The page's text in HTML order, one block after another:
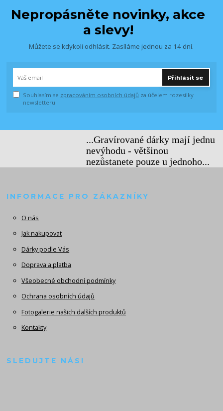
Nepropásněte novinky, akce
a slevy!
Můžete se kdykoli odhlásit. Zasíláme jednou za 14 dní.
Přihlásit se
Souhlasím se zpracováním osobních údajů za účelem rozesílky
newsletteru.
...Gravírované dárky mají jednu
nevýhodu - většinou
nezůstanete pouze u jednoho...
INFORMACE PRO ZÁKAZNÍKY
O nás
Jak nakupovat
Dárky podle Vás
Doprava a platba
Všeobecné obchodní podmínky
Ochrana osobních údajů
Fotogalerie našich dalších produktů
Kontakty
SLEDUJTE NÁS!